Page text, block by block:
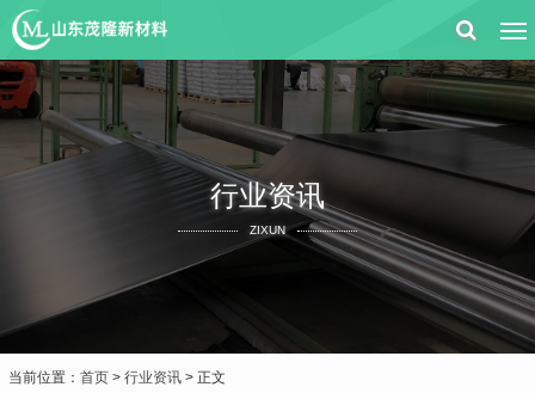
行业资讯
ZIXUN
当前位置： 首页 > 行业资讯 > 正文